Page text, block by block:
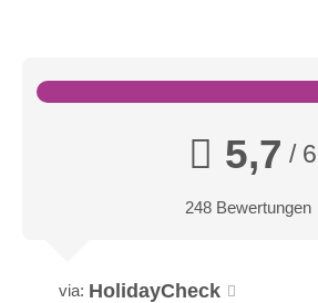
5,7 / 6
248 Bewertungen
via: HolidayCheck